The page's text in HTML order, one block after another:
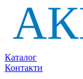
Каталог
Контакти